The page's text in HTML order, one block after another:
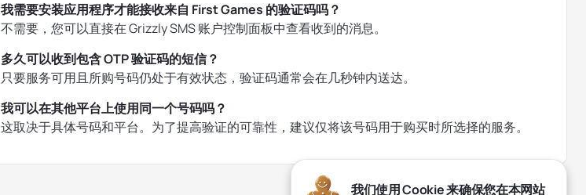
我需要安装应用程序才能接收来自 First Games 的验证码吗？
不需要，您可以直接在 Grizzly SMS 账户控制面板中查看收到的消息。
多久可以收到包含 OTP 验证码的短信？
只要服务可用且所购号码仍处于有效状态，验证码通常会在几秒钟内送达。
我可以在其他平台上使用同一个号码吗？
这取决于具体号码和平台。为了提高验证的可靠性，建议仅将该号码用于购买时所选择的服务。
我们使用 Cookie 来确保您在本网站